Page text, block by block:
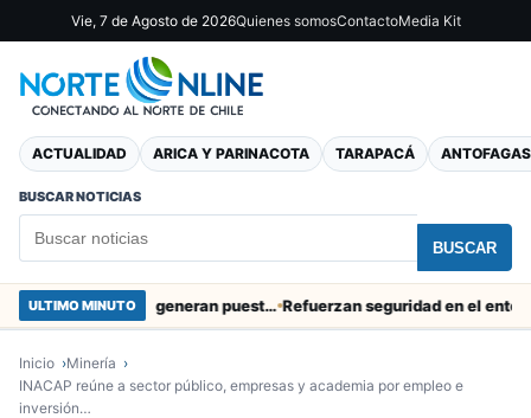
Vie, 7 de Agosto de 2026Quienes somosContactoMedia Kit
ACTUALIDAD ARICA Y PARINACOTA TARAPACÁ
BUSCAR NOTICIAS
BUSCAR
ULTIMO MINUTO Obras de Aguas del Altiplano en Arica generan puestos de trabajo Refuerzan seguridad en el entorno
Inicio
Minería
INACAP reúne a sector público, empresas y academia por empleo e
inversión…